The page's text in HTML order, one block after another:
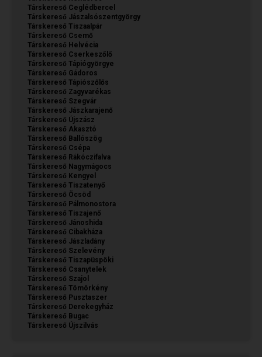
Társkereső Ceglédbercel
Társkereső Jászalsószentgyörgy
Társkereső Tiszaalpár
Társkereső Csemő
Társkereső Helvécia
Társkereső Cserkeszőlő
Társkereső Tápiógyörgye
Társkereső Gádoros
Társkereső Tápiószőlős
Társkereső Zagyvarékas
Társkereső Szegvár
Társkereső Jászkarajenő
Társkereső Újszász
Társkereső Akasztó
Társkereső Ballószög
Társkereső Csépa
Társkereső Rákóczifalva
Társkereső Nagymágocs
Társkereső Kengyel
Társkereső Tiszatenyő
Társkereső Öcsöd
Társkereső Pálmonostora
Társkereső Tiszajenő
Társkereső Jánoshida
Társkereső Cibakháza
Társkereső Jászladány
Társkereső Szelevény
Társkereső Tiszapüspöki
Társkereső Csanytelek
Társkereső Szajol
Társkereső Tömörkény
Társkereső Pusztaszer
Társkereső Derekegyház
Társkereső Bugac
Társkereső Újszilvás